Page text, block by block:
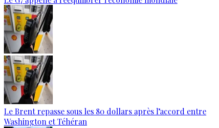
Le Brent repasse sous les 80 dollars après l’accord entre
Washington et Téhéran